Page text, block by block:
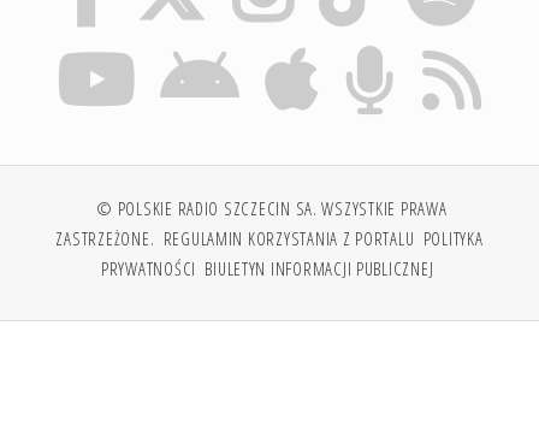
© POLSKIE RADIO SZCZECIN SA. WSZYSTKIE PRAWA
ZASTRZEŻONE. REGULAMIN KORZYSTANIA Z PORTALU POLITYKA
PRYWATNOŚCI BIULETYN INFORMACJI PUBLICZNEJ